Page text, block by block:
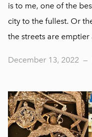
is to me, one of the
city to the fullest. Or
the streets are
December 13, 2022 —